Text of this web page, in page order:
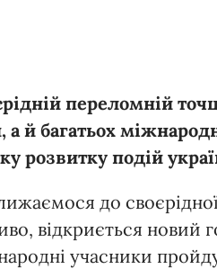
переломній
й багатьох
розвитку подій
до
відкриється новий
учасники